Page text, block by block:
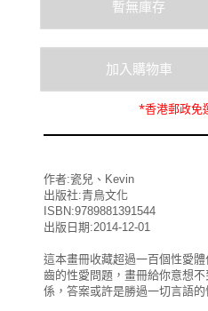
*香港郵政免
作者:瓷兒、Kevin
出版社:青鳥文化
ISBN:9789881391544
出版日期:2014-12-01
這本畫冊收藏超過一百個性愛
齒的性愛問題，畫冊給你意想
係，答案或許是勝過一切言語的